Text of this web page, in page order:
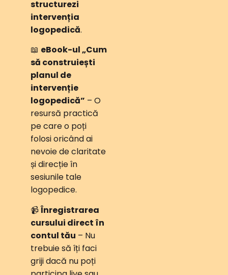
structurezi
intervenția
logopedică.
📖 eBook-ul „Cum
să construiești
planul de
intervenție
logopedică” – O
resursă practică
pe care o poți
folosi oricând ai
nevoie de claritate
și direcție în
sesiunile tale
logopedice.
📹Înregistrarea
cursului direct în
contul tău – Nu
trebuie să îți faci
griji dacă nu poți